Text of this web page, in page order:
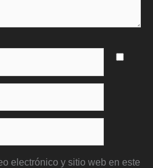
electrónico y sitio web en este